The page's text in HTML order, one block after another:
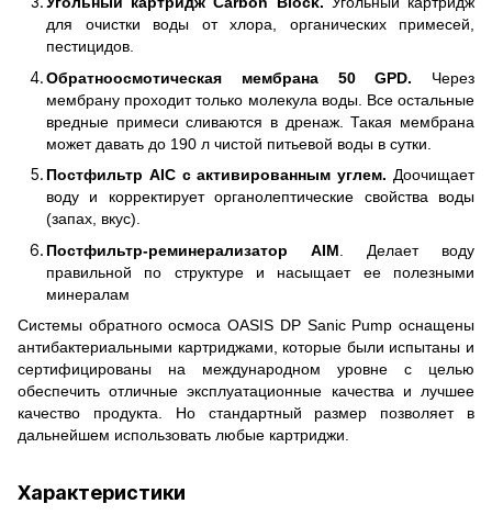
для очистки воды от хлора, органических примесей,
пестицидов.
Обратноосмотическая мембрана 50 GPD. Через
мембрану проходит только молекула воды. Все остальные
вредные примеси сливаются в дренаж. Такая мембрана
может давать до 190 л чистой питьевой воды в сутки.
Постфильтр AIC с активированным углем. Доочищает
воду и корректирует органолептические свойства воды
(запах, вкус).
Постфильтр-реминерализатор AIM . Делает воду
правильной по структуре и насыщает ее полезными
минералам
Системы обратного осмоса OASIS DP Sanic Pump оснащены
антибактериальными картриджами, которые были испытаны и
сертифицированы на международном уровне с целью
обеспечить отличные эксплуатационные качества и лучшее
качество продукта. Но стандартный размер позволяет в
дальнейшем использовать любые картриджи.
Характеристики